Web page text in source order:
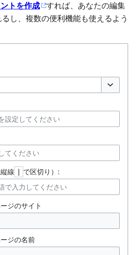
トを作成
すれば、あなたの編集
し、複数の便利機能も使えるよう
線 で区切り）:
ジのサイト
ジの名前